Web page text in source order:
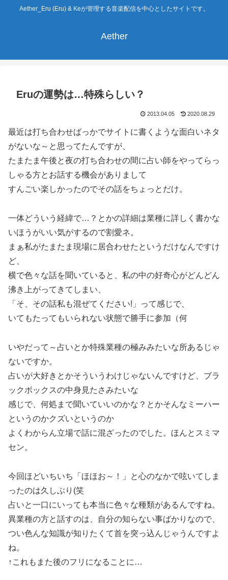
Aether_Eru (Eru) & Keが管理する音楽配信を中心としたサイトです。
Aether
Eruの運勢は…特殊らしい？
2013.04.05 2020.08.29
最近は打ち合わせばっかでサイトに書くような面白いネタ
がないな～と思ってたんですが、
たまたま午後と夜の打ち合わせの間に占い師をやってらっ
しゃる方とお話する機会がありまして
すんごい楽しかったのでその話をちょっとだけ。
一体どういう経緯で…？とかの詳細は業種に詳しく書かな
いほうがいい気がするので割愛ネ。
まぁ私がたまたま現場に居合わせたというだけなんですけ
ど、
横で色々な話を聞いていると、私の中の好奇心がどんどん
沸き上がってきてしまい、
「そ、その話私も混ぜてください!」って感じで、
いてもたってもいられない状態で勝手に参加（何
いやだって～占いとか特殊業種の極みみたいな所あるじゃ
ないですか。
占いが大好きとかそういうわけじゃないんですけど、ブラ
ックボックスの中身見たさみたいな
感じで、何処まで聞いていいのかな？とかそんなミーハー
というのかクズいというのか
よくわからん立場で話に混ざったのでした。ほんとスミマ
セン。
今回ほどいちいち「ほほお～！」と心のなかで呟いてしま
ったのは久しぶり(笑
占いと一口にいっても本当に色々な種類があるんですね。
異業種の方と話すのは、自分の知らない事ばかりなので、
つい色んな知識が知りたくて首を突っ込んじゃうんですよ
ね。
↑これもまた後のフリになることに…